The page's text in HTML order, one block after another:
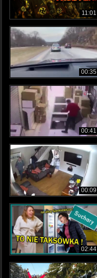
11:01
00:35
00:41
00:09
02:44